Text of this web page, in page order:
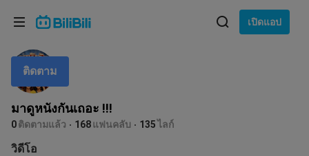
เปิดแอป
มาดูหนังกันเถอะ !!!
0ติดตามแล้ว 168แฟนคลับ 135ไลก์
ติดตาม
วิดีโอ
ภาษา: ภาษาไทย
ข้าสู่
ะบบ
เลือกภาษา
English
ภาษาไทย
Tiếng Việt